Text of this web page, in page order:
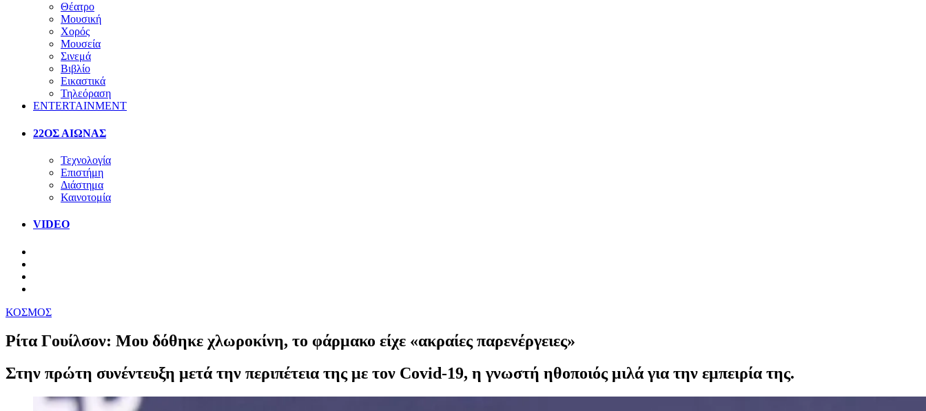
Θέατρο
Μουσική
Χορός
Μουσεία
Σινεμά
Βιβλίο
Εικαστικά
Τηλεόραση
ENTERTAINMENT
22ΟΣ ΑΙΩΝΑΣ
Τεχνολογία
Επιστήμη
Διάστημα
Καινοτομία
VIDEO
ΚΟΣΜΟΣ
Ρίτα Γουίλσον: Μου δόθηκε χλωροκίνη, το φάρμακο είχε «ακραίες παρενέργειες»
Στην πρώτη συνέντευξη μετά την περιπέτεια της με τον Covid-19, η γνωστή ηθοποιός μιλά για την εμπειρία της.